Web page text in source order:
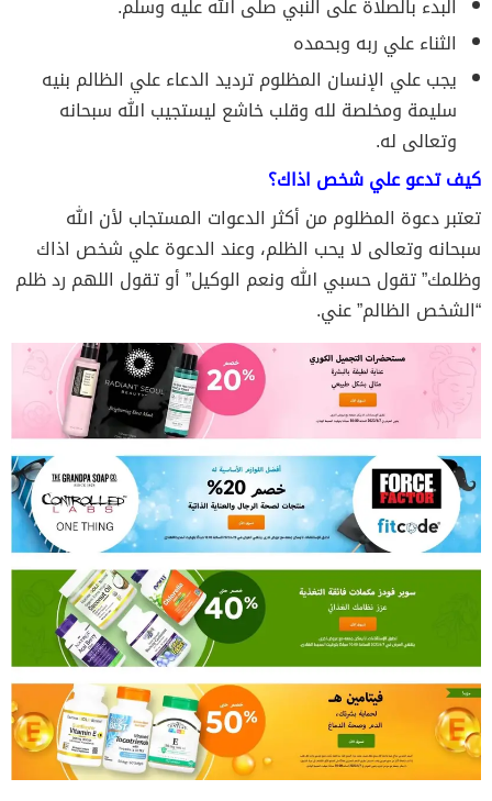
البدء بالصلاة على النبي صلى الله عليه وسلم.
الثناء علي ربه وبحمده
يجب علي الإنسان المظلوم ترديد الدعاء علي الظالم بنيه
سليمة ومخلصة لله وقلب خاشع ليستجيب الله سبحانه
وتعالى له.
كيف تدعو علي شخص اذاك؟
تعتبر دعوة المظلوم من أكثر الدعوات المستجاب لأن الله
سبحانه وتعالى لا يحب الظلم، وعند الدعوة علي شخص اذاك
وظلمك” تقول حسبي الله ونعم الوكيل” أو تقول اللهم رد ظلم
“الشخص الظالم” عني.